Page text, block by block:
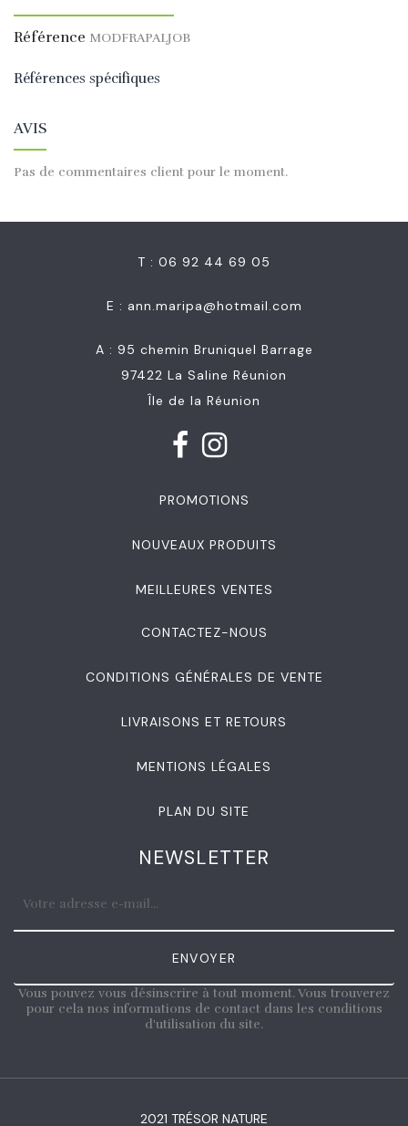
Référence MODFRAPALJOB
Références spécifiques
AVIS
Pas de commentaires client pour le moment.
T : 06 92 44 69 05
E : ann.maripa@hotmail.com
A : 95 chemin Bruniquel Barrage
97422 La Saline Réunion
Île de la Réunion
PROMOTIONS
NOUVEAUX PRODUITS
MEILLEURES VENTES
CONTACTEZ-NOUS
CONDITIONS GÉNÉRALES DE VENTE
LIVRAISONS ET RETOURS
MENTIONS LÉGALES
PLAN DU SITE
NEWSLETTER
ENVOYER
Vous pouvez vous désinscrire à tout moment. Vous trouverez
pour cela nos informations de contact dans les conditions
d'utilisation du site.
2021 TRÉSOR NATURE